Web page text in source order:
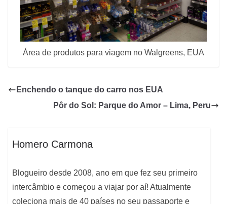
Área de produtos para viagem no Walgreens, EUA
Enchendo o tanque do carro nos EUA
Pôr do Sol: Parque do Amor – Lima, Peru
Homero Carmona
Blogueiro desde 2008, ano em que fez seu primeiro
intercâmbio e começou a viajar por aí! Atualmente
coleciona mais de 40 países no seu passaporte e